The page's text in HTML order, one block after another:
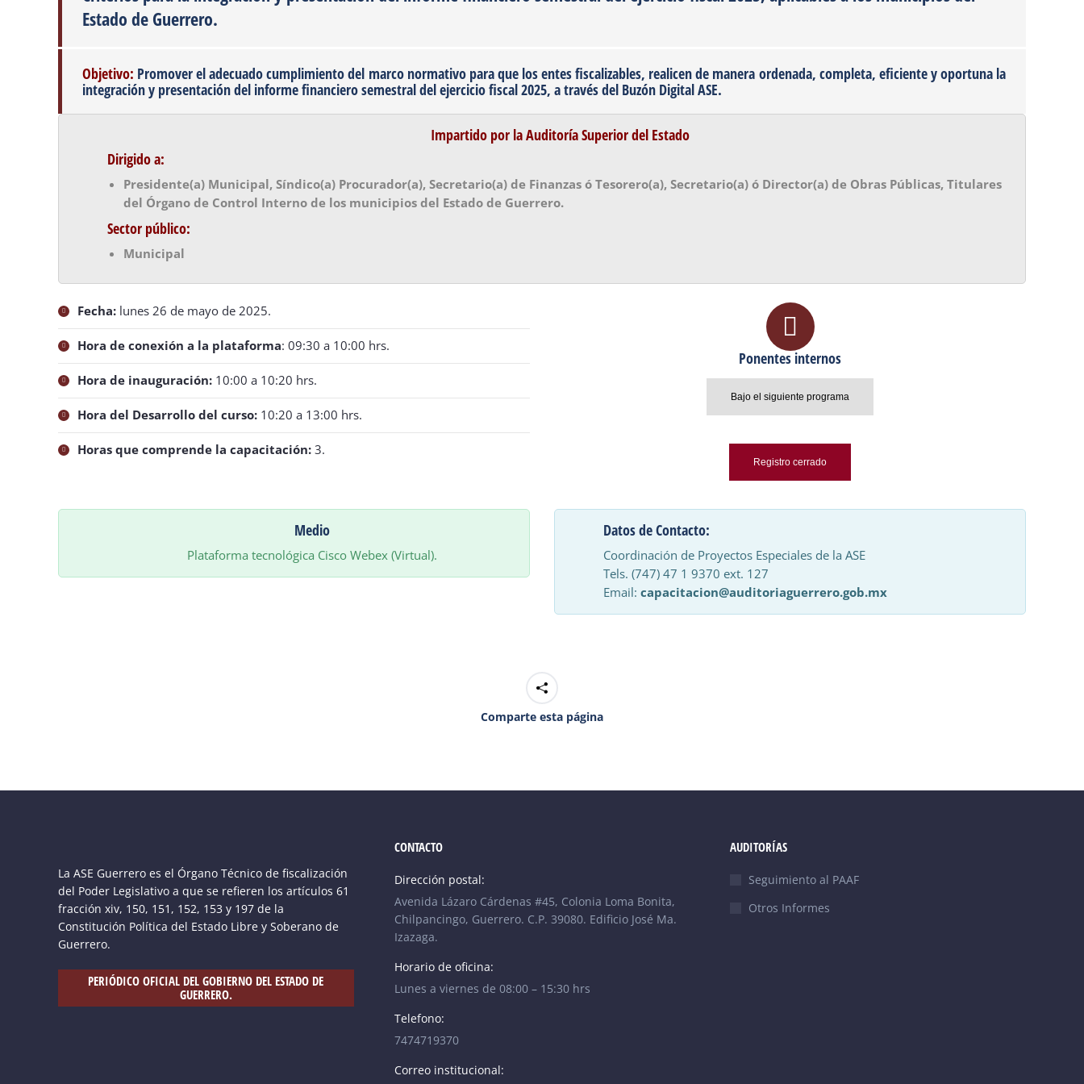
Estado de Guerrero.
Objetivo: Promover el adecuado cumplimiento del marco normativo para que los entes fiscalizables, realicen de manera ordenada, completa, eficiente y oportuna la
integración y presentación del informe financiero semestral del ejercicio fiscal 2025, a través del Buzón Digital ASE.
Impartido por la Auditoría Superior del Estado
Dirigido a:
Presidente(a) Municipal, Síndico(a) Procurador(a), Secretario(a) de Finanzas ó Tesorero(a), Secretario(a) ó Director(a) de Obras Públicas, Titulares
del Órgano de Control Interno de los municipios del Estado de Guerrero.
Sector público:
Municipal
Fecha: lunes 26 de mayo de 2025.
Hora de conexión a la plataforma: 09:30 a 10:00 hrs.
Hora de inauguración: 10:00 a 10:20 hrs.
Hora del Desarrollo del curso: 10:20 a 13:00 hrs.
Horas que comprende la capacitación: 3.
Ponentes internos
Bajo el siguiente programa
Registro cerrado
Medio
Plataforma tecnológica Cisco Webex (Virtual).
Datos de Contacto:
Coordinación de Proyectos Especiales de la ASE
Tels. (747) 47 1 9370 ext. 127
Email: capacitacion@auditoriaguerrero.gob.mx
Comparte esta página
La ASE Guerrero es el Órgano Técnico de fiscalización
del Poder Legislativo a que se refieren los artículos 61
fracción xiv, 150, 151, 152, 153 y 197 de la
Constitución Política del Estado Libre y Soberano de
Guerrero.
PERIÓDICO OFICIAL DEL GOBIERNO DEL ESTADO DE
GUERRERO.
CONTACTO
Dirección postal:
Avenida Lázaro Cárdenas #45, Colonia Loma Bonita,
Chilpancingo, Guerrero. C.P. 39080. Edificio José Ma.
Izazaga.
Horario de oficina:
Lunes a viernes de 08:00 – 15:30 hrs
Telefono:
7474719370
Correo institucional:
AUDITORÍAS
Seguimiento al PAAF
Otros Informes